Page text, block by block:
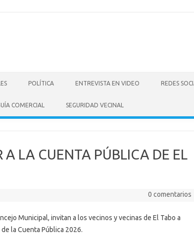
POLÍTICA ENTREVISTA EN VIDEO REDES
COMERCIAL SEGURIDAD VECINAL
A LA CUENTA PÚBLICA DE EL
0 comentarios
Municipal, invitan a los vecinos y vecinas de El Tabo a
la Cuenta Pública 2026.